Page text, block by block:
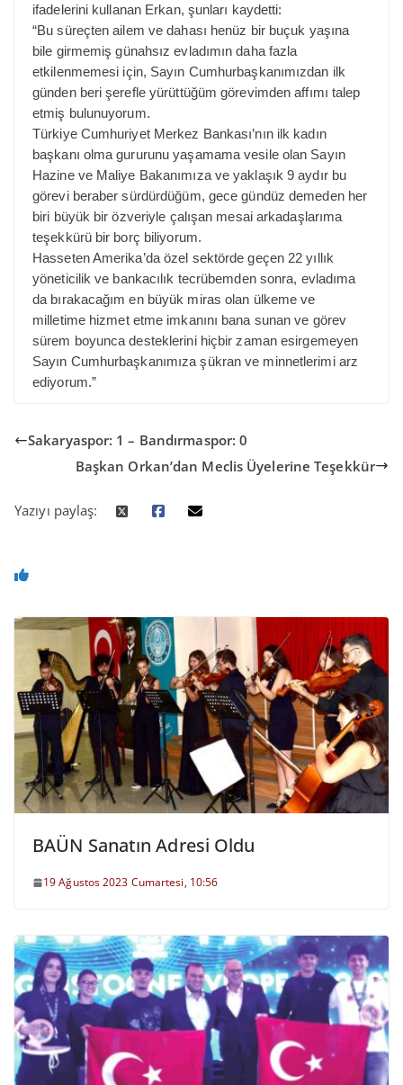
ifadelerini kullanan Erkan, şunları kaydetti:
“Bu süreçten ailem ve dahası henüz bir buçuk yaşına
bile girmemiş günahsız evladımın daha fazla
etkilenmemesi için, Sayın Cumhurbaşkanımızdan ilk
günden beri şerefle yürüttüğüm görevimden affımı talep
etmiş bulunuyorum.
Türkiye Cumhuriyet Merkez Bankası’nın ilk kadın
başkanı olma gururunu yaşamama vesile olan Sayın
Hazine ve Maliye Bakanımıza ve yaklaşık 9 aydır bu
görevi beraber sürdürdüğüm, gece gündüz demeden her
biri büyük bir özveriyle çalışan mesai arkadaşlarıma
teşekkürü bir borç biliyorum.
Hasseten Amerika’da özel sektörde geçen 22 yıllık
yöneticilik ve bankacılık tecrübemden sonra, evladıma
da bırakacağım en büyük miras olan ülkeme ve
milletime hizmet etme imkanını bana sunan ve görev
sürem boyunca desteklerini hiçbir zaman esirgemeyen
Sayın Cumhurbaşkanımıza şükran ve minnetlerimi arz
ediyorum.”
Sakaryaspor: 1 – Bandırmaspor: 0
Başkan Orkan’dan Meclis Üyelerine Teşekkür
Yazıyı paylaş:
BAÜN Sanatın Adresi Oldu
19 Ağustos 2023 Cumartesi, 10:56